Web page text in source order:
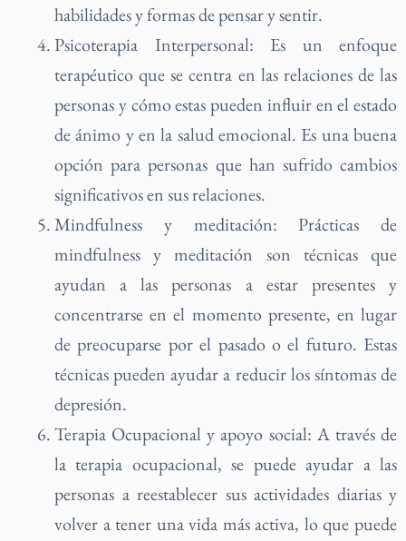
habilidades y formas de pensar y sentir.
Psicoterapia Interpersonal: Es un enfoque
terapéutico que se centra en las relaciones de las
personas y cómo estas pueden influir en el estado
de ánimo y en la salud emocional. Es una buena
opción para personas que han sufrido cambios
significativos en sus relaciones.
Mindfulness y meditación: Prácticas de
mindfulness y meditación son técnicas que
ayudan a las personas a estar presentes y
concentrarse en el momento presente, en lugar
de preocuparse por el pasado o el futuro. Estas
técnicas pueden ayudar a reducir los síntomas de
depresión.
Terapia Ocupacional y apoyo social: A través de
la terapia ocupacional, se puede ayudar a las
personas a reestablecer sus actividades diarias y
volver a tener una vida más activa, lo que puede